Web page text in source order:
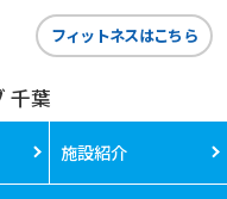
千葉
フィットネスはこちら
施設紹介